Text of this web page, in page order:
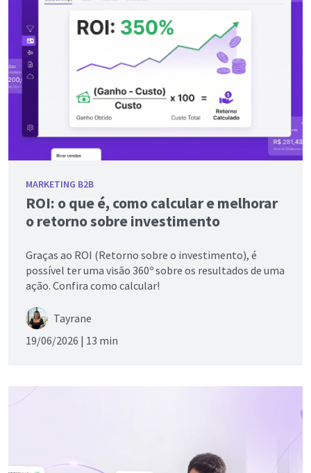
MARKETING B2B
ROI: o que é, como calcular e melhorar
o retorno sobre investimento
Graças ao ROI (Retorno sobre o investimento), é
possível ter uma visão 360º sobre os resultados de uma
ação. Confira como calcular!
Tayrane
19/06/2026 | 13 min